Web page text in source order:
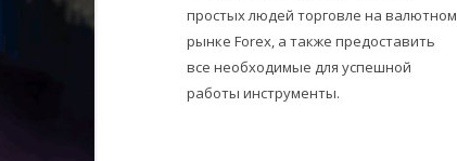
простых людей торговле на валютном
рынке Forex, а также предоставить
все необходимые для успешной
работы инструменты.